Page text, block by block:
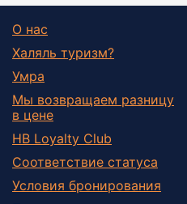
О нас
Халяль туризм?
Умра
Мы возвращаем разницу
в цене
HB Loyalty Club
Соответствие статуса
Условия бронирования